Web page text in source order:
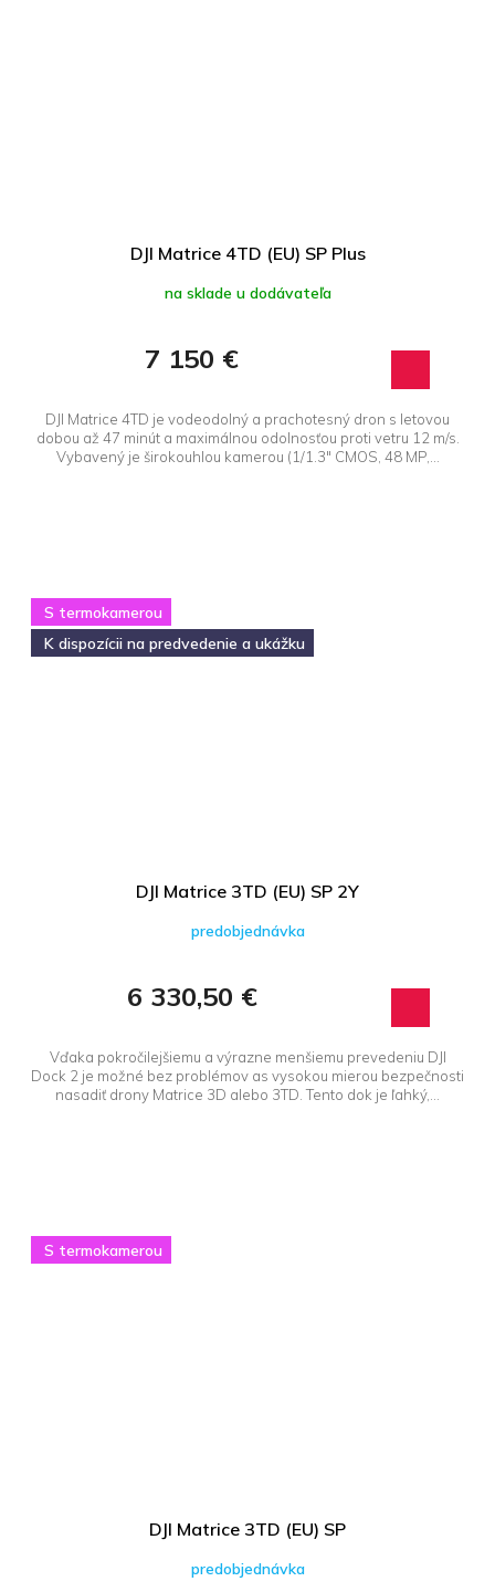
DJI Matrice 4TD (EU) SP Plus
na sklade u dodávateľa
7 150 €
DJI Matrice 4TD je vodeodolný a prachotesný dron s letovou
dobou až 47 minút a maximálnou odolnosťou proti vetru 12 m/s.
Vybavený je širokouhlou kamerou (1/1.3" CMOS, 48 MP,...
S termokamerou
K dispozícii na predvedenie a ukážku
DJI Matrice 3TD (EU) SP 2Y
predobjednávka
6 330,50 €
Vďaka pokročilejšiemu a výrazne menšiemu prevedeniu DJI
Dock 2 je možné bez problémov as vysokou mierou bezpečnosti
nasadiť drony Matrice 3D alebo 3TD. Tento dok je ľahký,...
S termokamerou
DJI Matrice 3TD (EU) SP
predobjednávka